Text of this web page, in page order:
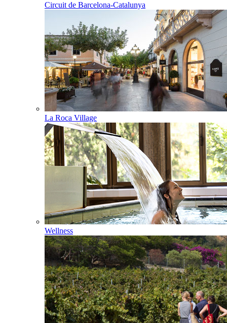
Circuit de Barcelona-Catalunya
La Roca Village
Wellness